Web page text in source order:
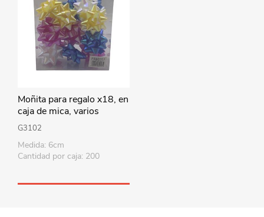
Moñita para regalo x18, en
caja de mica, varios
colores
G3102
Medida: 6cm
Cantidad por caja: 200